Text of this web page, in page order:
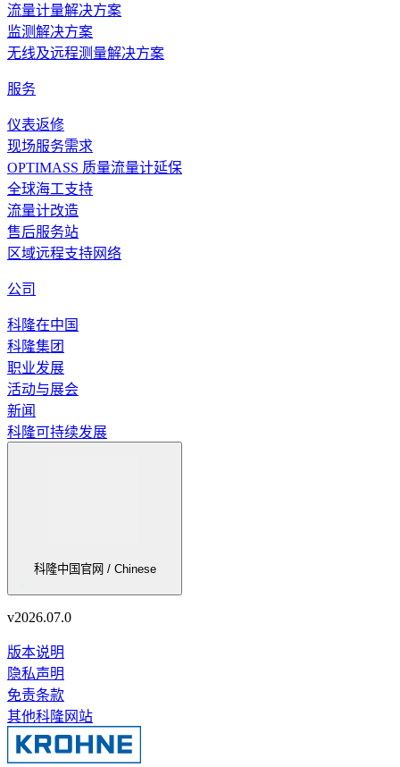
流量计量解决方案
监测解决方案
无线及远程测量解决方案
服务
仪表返修
现场服务需求
OPTIMASS 质量流量计延保
全球海工支持
流量计改造
售后服务站
区域远程支持网络
公司
科隆在中国
科隆集团
职业发展
活动与展会
新闻
科隆可持续发展
科隆中国官网 / Chinese
v2026.07.0
版本说明
隐私声明
免责条款
其他科隆网站